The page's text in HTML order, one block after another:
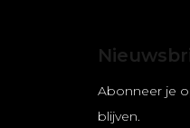
Abonneer je
blijven.